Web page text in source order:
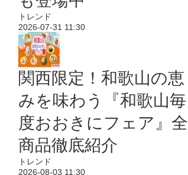
トレンド
2026-07-31 11:30
関西限定！和歌山の恵
みを味わう『和歌山毎
度おおきにフェア』全
商品徹底紹介
トレンド
2026-08-03 11:30